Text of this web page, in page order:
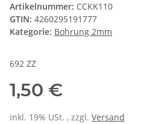
Artikelnummer: CCKK110
GTIN: 4260295191777
Kategorie: Bohrung 2mm
692 ZZ
1,50 €
inkl. 19% USt. , zzgl. Versand